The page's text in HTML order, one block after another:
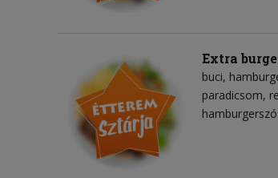
Extra
buci
paradicsom